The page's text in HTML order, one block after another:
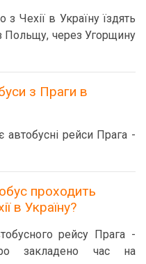
з Чехії в Україну їздять
Польщу, через Угорщину
з Праги в
автобусні рейси Прага -
проходить
в Україну?
рейсу Прага -
закладено час на